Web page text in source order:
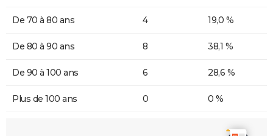
De 70 à 80 ans 4 19,0 %
De 80 à 90 ans 8 38,1 %
De 90 à 100 ans 6 28,6 %
Plus de 100 ans 0 0 %